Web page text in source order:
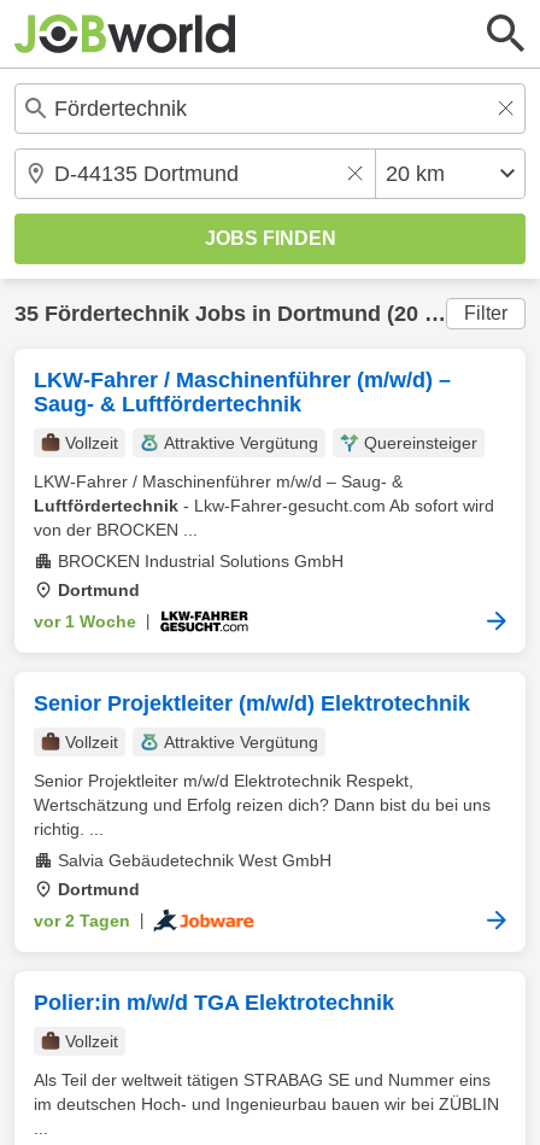
35 Fördertechnik Jobs in Dortmund (20 km) gefunden Filter
LKW-Fahrer / Maschinenführer (m/w/d) –
Saug- & Luftfördertechnik
Vollzeit Attraktive Vergütung
Quereinsteiger
LKW-Fahrer / Maschinenführer m/w/d – Saug- &
Luftfördertechnik - Lkw-Fahrer-gesucht.com Ab sofort wird
von der BROCKEN ...
BROCKEN Industrial Solutions GmbH
Dortmund
vor 1 Woche
Senior Projektleiter (m/w/d) Elektrotechnik
Vollzeit
Attraktive Vergütung
Senior Projektleiter m/w/d Elektrotechnik Respekt,
Wertschätzung und Erfolg reizen dich? Dann bist du bei uns
richtig. ...
Salvia Gebäudetechnik West GmbH
Dortmund
vor 2 Tagen
Polier:in m/w/d TGA Elektrotechnik
Vollzeit
Als Teil der weltweit tätigen STRABAG SE und Nummer eins
im deutschen Hoch- und Ingenieurbau bauen wir bei ZÜBLIN